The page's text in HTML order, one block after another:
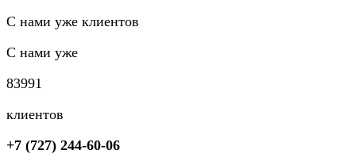
С нами уже клиентов
С нами уже
83991
клиентов
+7 (727) 244-60-06